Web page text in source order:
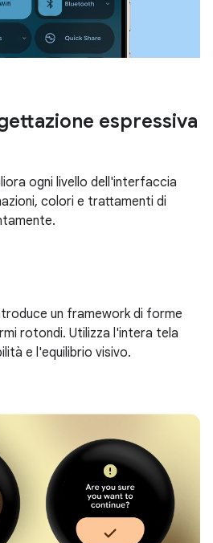
espressiva
ogni livello dell'interfaccia
colori e trattamenti di
un framework di forme
rotondi. Utilizza l'intera tela
e l'equilibrio visivo.